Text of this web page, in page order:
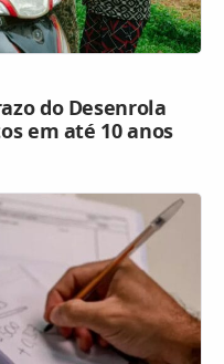
do Desenrola
em até 10 anos